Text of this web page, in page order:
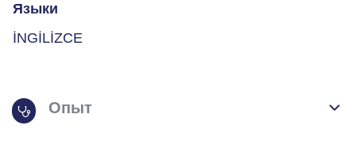
Языки
İNGİLİZCE
Опыт